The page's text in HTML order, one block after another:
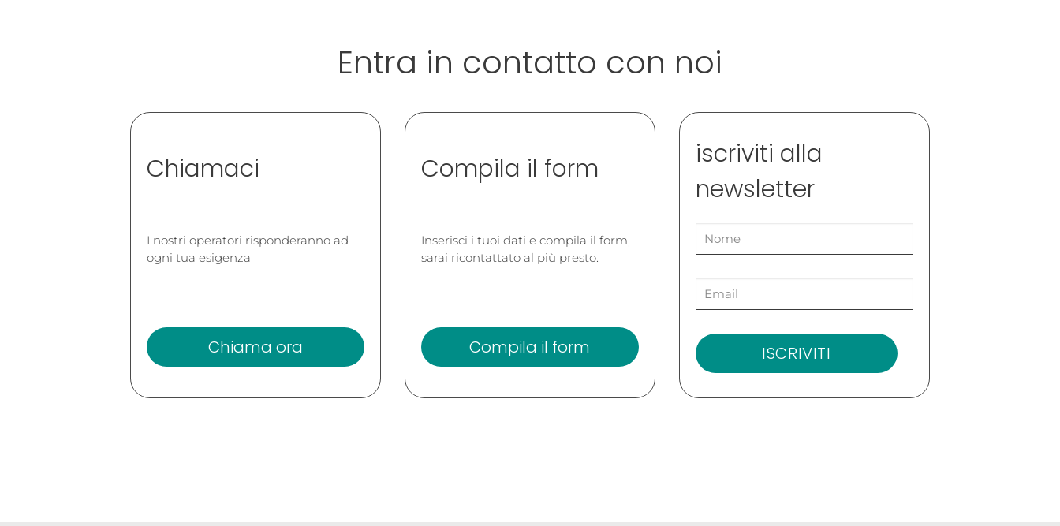
Entra in contatto con noi
Chiamaci
I nostri operatori risponderanno ad
ogni tua esigenza
Chiama ora
Compila il form
Inserisci i tuoi dati e compila il form,
sarai ricontattato al più presto.
Compila il form
iscriviti alla
newsletter
ISCRIVITI